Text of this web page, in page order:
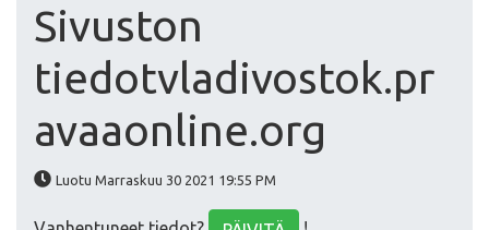
Sivuston
tiedotvladivostok.pr
avaaonline.org
Luotu Marraskuu 30 2021 19:55 PM